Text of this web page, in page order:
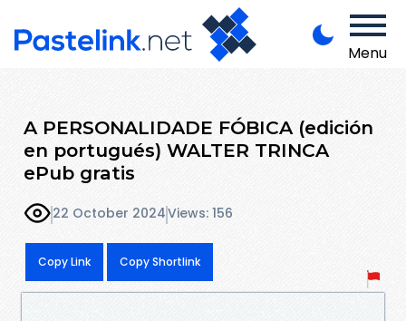
Menu
A PERSONALIDADE FÓBICA (edición
en portugués) WALTER TRINCA
ePub gratis
22 October 2024Views: 156
Copy Link Copy Shortlink